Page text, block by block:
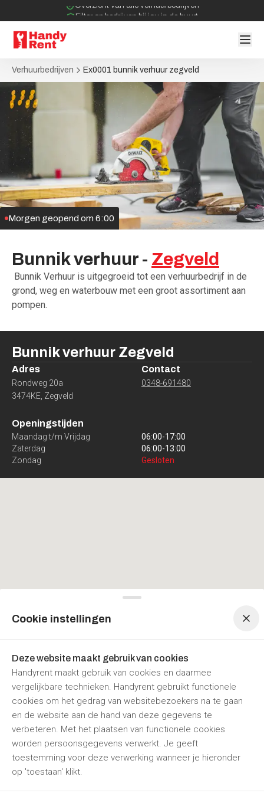
Filter op bedrijven bij jou in de buurt
Verhuurbedrijven Ex0001 bunnik verhuur zegveld
Bunnikverhuur - Zegveld
Bunnik Verhuur is uitgegroeid tot een verhuurbedrijf in de
grond­, weg­ en waterbouw met een groot assortiment aan
pompen.
Morgen geopend om 6:00
Bunnik verhuur Zegveld
Adres
Rondweg 20a
3474KE Zegveld
Contact
0348-691480
Openingstijden
Maandag t/m Vrijdag 06:00-17:00
Zaterdag
06:00-13:00
Zondag
Gesloten
Cookie instellingen
Deze website maakt gebruik van cookies
Handyrent maakt gebruik van cookies en daarmee
vergelijkbare technieken. Handyrent gebruikt functionele
cookies om het gedrag van websitebezoekers na te gaan
en de website aan de hand van deze gegevens te
verbeteren. Met het plaatsen van functionele cookies
worden persoonsgegevens verwerkt. Je geeft
toestemming voor deze verwerking wanneer je hieronder
op 'toestaan' klikt.